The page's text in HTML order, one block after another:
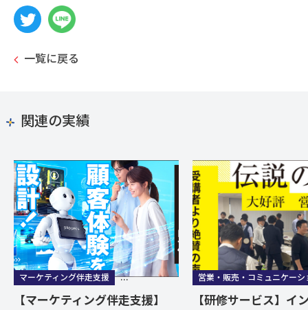
一覧に戻る
関連の実績
マーケティング伴走支援 営業・販売・コミュニケーション研修
【マーケティング伴走支援】
営業・販売・コミュニケーシ
【研修サービス】イ